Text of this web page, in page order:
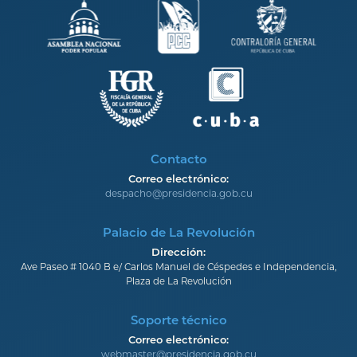
Contacto
Correo electrónico:
despacho@presidencia.gob.cu
Palacio de La Revolución
Dirección:
Ave Paseo # 1040 B e/ Carlos Manuel de Céspedes e Independencia,
Plaza de La Revolución
Soporte técnico
Correo electrónico:
webmaster@presidencia.gob.cu